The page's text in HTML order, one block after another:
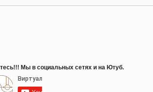
Мы в социальных сетях и на Ютуб.